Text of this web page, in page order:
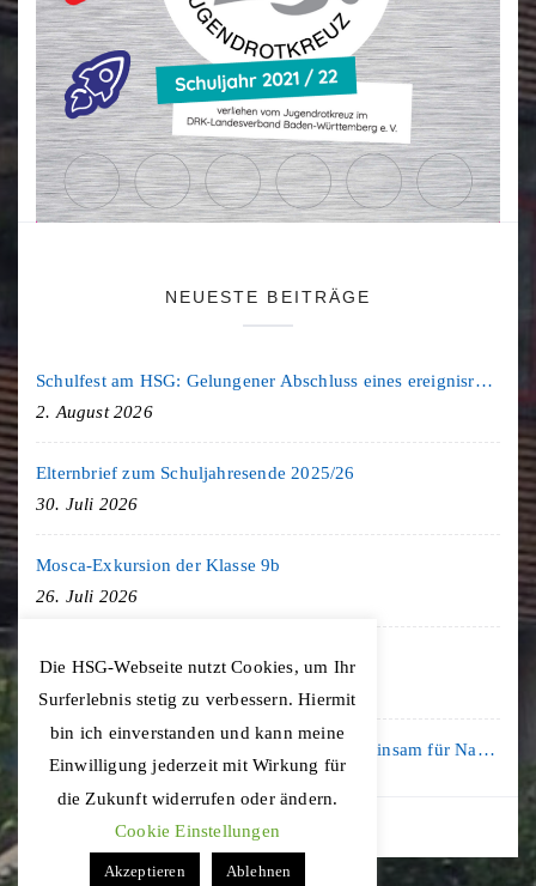
NEUESTE BEITRÄGE
Schulfest am HSG: Gelungener Abschluss eines ereignisreichen Schuljahres
2. August 2026
Elternbrief zum Schuljahresende 2025/26
30. Juli 2026
Mosca-Exkursion der Klasse 9b
26. Juli 2026
Freiburg-Exkursion des Geschichte LK
20. Juli 2026
Kooperation mit der KLIMA ARENA: Gemeinsam für Nachhaltigkeit und Klimaschutz
16. Juli 2026
Die HSG-Webseite nutzt Cookies, um Ihr
Surferlebnis stetig zu verbessern. Hiermit
bin ich einverstanden und kann meine
Einwilligung jederzeit mit Wirkung für
die Zukunft widerrufen oder ändern.
Cookie Einstellungen
Akzeptieren Ablehnen